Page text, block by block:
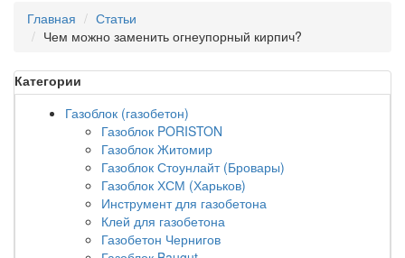
Главная
Статьи
Чем можно заменить огнеупорный кирпич?
Категории
Газоблок (газобетон)
Газоблок PORISTON
Газоблок Житомир
Газоблок Стоунлайт (Бровары)
Газоблок ХСМ (Харьков)
Инструмент для газобетона
Клей для газобетона
Газобетон Чернигов